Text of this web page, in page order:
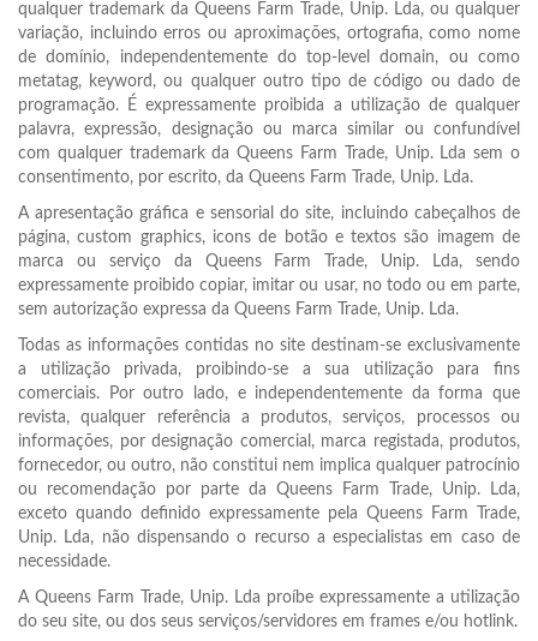
qualquer trademark da Queens Farm Trade, Unip. Lda, ou qualquer
variação, incluindo erros ou aproximações, ortografia, como nome
de domínio, independentemente do top-level domain, ou como
metatag, keyword, ou qualquer outro tipo de código ou dado de
programação. É expressamente proibida a utilização de qualquer
palavra, expressão, designação ou marca similar ou confundível
com qualquer trademark da Queens Farm Trade, Unip. Lda sem o
consentimento, por escrito, da Queens Farm Trade, Unip. Lda.
A apresentação gráfica e sensorial do site, incluindo cabeçalhos de
página, custom graphics, icons de botão e textos são imagem de
marca ou serviço da Queens Farm Trade, Unip. Lda, sendo
expressamente proibido copiar, imitar ou usar, no todo ou em parte,
sem autorização expressa da Queens Farm Trade, Unip. Lda.
Todas as informações contidas no site destinam-se exclusivamente
a utilização privada, proibindo-se a sua utilização para fins
comerciais. Por outro lado, e independentemente da forma que
revista, qualquer referência a produtos, serviços, processos ou
informações, por designação comercial, marca registada, produtos,
fornecedor, ou outro, não constitui nem implica qualquer patrocínio
ou recomendação por parte da Queens Farm Trade, Unip. Lda,
exceto quando definido expressamente pela Queens Farm Trade,
Unip. Lda, não dispensando o recurso a especialistas em caso de
necessidade.
A Queens Farm Trade, Unip. Lda proíbe expressamente a utilização
do seu site, ou dos seus serviços/servidores em frames e/ou hotlink.